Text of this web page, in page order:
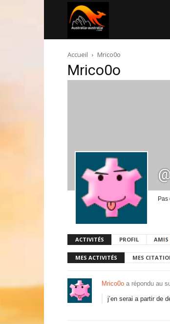
australie.com
Accueil Mrico0o
Mrico0o
Pas
ACTIVITÉS PROFIL AMIS
MES ACTIVITÉS MES
Mrico0o a répondu au
j’en serai a partir de